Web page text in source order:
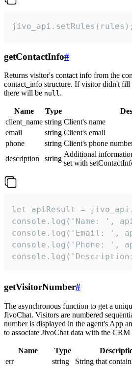
jivo_api.setRules(rules);
getContactInfo#
Returns visitor's contact info from the
contact_info structure. If visitor didn't fill
there will be null.
Name Type
client_name string Client's name
email
string Client's email
phone
string Client's phone
description
string
Additional
set with
let apiResult =
console.log('Name: ',
console.log('Email: ',
console.log('Phone: ',
getVisitorNumber#
The asynchronous function to get a
JivoChat. Visitors are numbered
number is displayed in the agent's App
to associate JivoChat data with the CRM
Name Type
err
string
String that